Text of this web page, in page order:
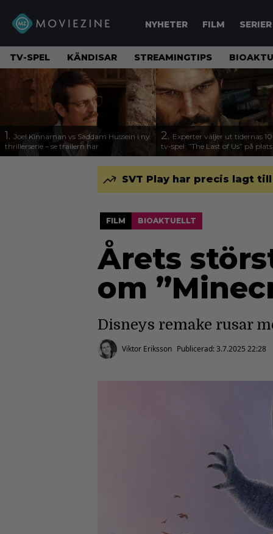
NYHETER FILM SERIER
TV-SPEL KÄNDISAR STREAMINGTIPS
1. Joel Kinnaman vs Saddam Hussein i ny
thrillerserie – se trailern här
2. Experter väljer ut tidernas
tv-spel: ”The Last of Us” på
SVT Play har precis lagt
FILM BIOAKTUELLT
Årets
om
Disneys remake rusar
Viktor Eriksson Publicerad:3.7.2025 22:28